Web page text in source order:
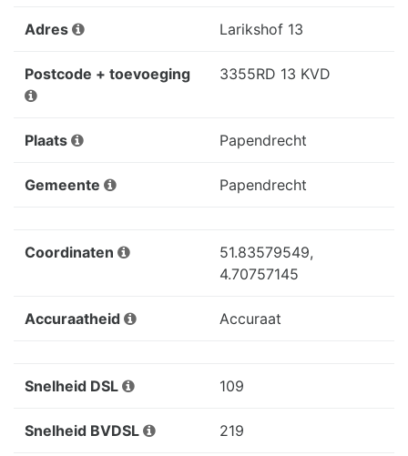
Adres Larikshof 13
Postcode + toevoeging 3355RD 13 KVD
Plaats Papendrecht
Gemeente Papendrecht
Coordinaten
51.83579549,
4.70757145
Accuraatheid Accuraat
Snelheid DSL 109
Snelheid BVDSL 219